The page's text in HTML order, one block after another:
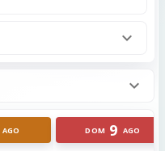
AGO DOM 9 AGO